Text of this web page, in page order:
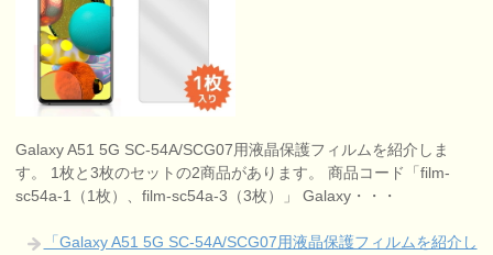
Galaxy A51 5G SC-54A/SCG07用液晶保護フィルムを紹介しま
す。 1枚と3枚のセットの2商品があります。 商品コード「film-
sc54a-1（1枚）、film-sc54a-3（3枚）」 Galaxy・・・
「Galaxy A51 5G SC-54A/SCG07用液晶保護フィルムを紹介し